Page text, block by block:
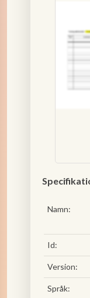
Namn:
Id:
Version:
Språk: